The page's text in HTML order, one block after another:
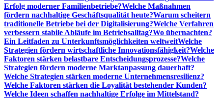
Erfolg moderner Familienbetriebe?Welche Maßnahmen
fördern nachhaltige Geschäftsqualität heute?Warum scheitern
traditionelle Betriebe bei der Digitalisierung?Welche Verfahren
verbessern stabile Abläufe im Betriebsalltag?Wo übernachten?
Ein Leitfaden zu Unterkunftsmöglichkeiten weltweitWelche
Strategien fördern wirtschaftliche Innovationsfähigkeit?Welche
Faktoren stärken belastbare Entscheidungsprozesse?Welche
Strategien fördern moderne Marktanpassung dauerhaft?
Welche Strategien stärken moderne Unternehmensresilienz?
Welche Faktoren stärken die Loyalität bestehender Kunden?
Welche Ideen schaffen nachhaltige Erfolge im Mittelstand?